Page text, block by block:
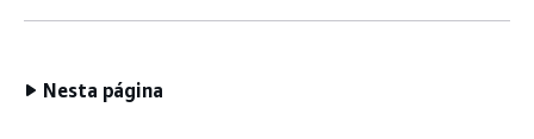
Nesta página